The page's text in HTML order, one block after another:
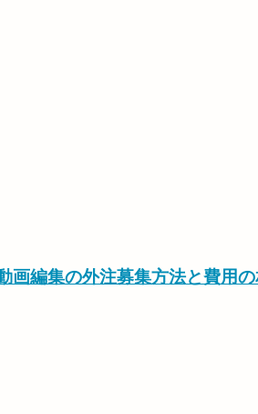
動画編集の外注募集方法と費用